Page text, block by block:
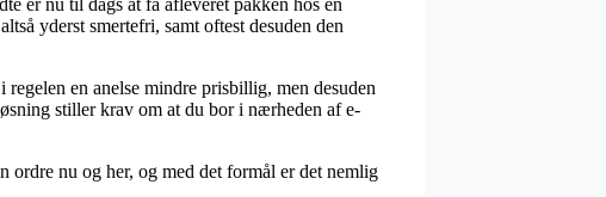
yderst smertefri, samt oftest desuden den
en anelse mindre prisbillig, men desuden
stiller krav om at du bor i nærheden af e-
nu og her, og med det formål er det nemlig